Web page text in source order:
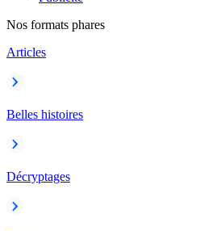
Nos formats phares
Articles
Belles histoires
Décryptages